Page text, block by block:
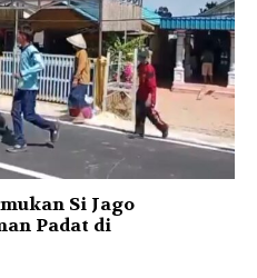
Si Jago
Padat di